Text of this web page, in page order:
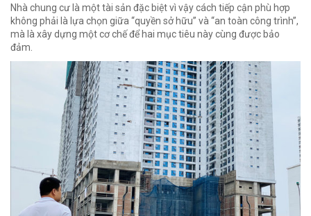
Nhà chung cư là một tài sản đặc biệt vì vậy cách tiếp cận phù hợp
không phải là lựa chọn giữa “quyền sở hữu” và “an toàn công trình”,
mà là xây dựng một cơ chế để hai mục tiêu này cùng được bảo
đảm.